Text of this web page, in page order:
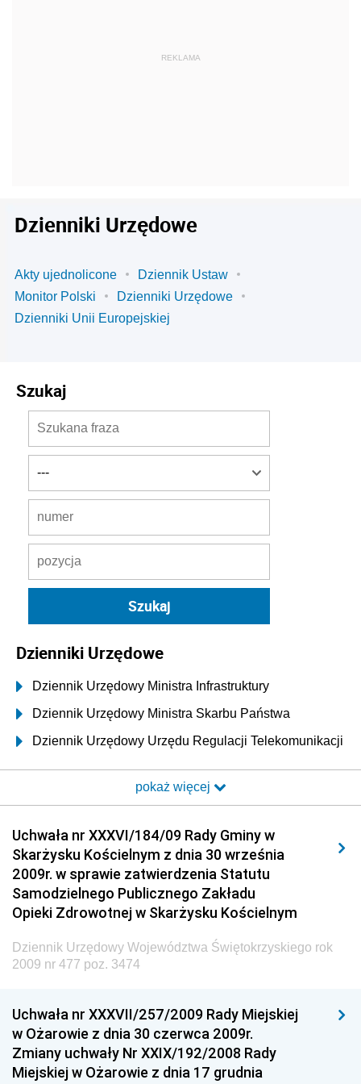
Dzienniki Urzędowe
Akty ujednolicone
Dziennik Ustaw
Monitor Polski
Dzienniki Urzędowe
Dzienniki Unii Europejskiej
Szukaj
Dzienniki Urzędowe
Dziennik Urzędowy Ministra Infrastruktury
Dziennik Urzędowy Ministra Skarbu Państwa
Dziennik Urzędowy Urzędu Regulacji Telekomunikacji
Dziennik Urzędowy Ministra Transportu i Budownictwa
Elektronicznej
Dziennik Urzędowy Ministra Spraw Wewnętrznych i
Administracji
Dziennik Urzędowy Ministra Transportu
Dziennik Urzędowy Ministra Budownictwa
Dziennik Urzędowy Ministra Nauki i Szkolnictwa
Dziennik Urzędowy Głównego Urzędu Miar
Dziennik Urzędowy Ministra Rolnictwa i Rozwoju Wsi
Dziennik Urzędowy Ministra Edukacji Narodowej i
pokaż więcej
Uchwała nr XXXVI/184/09 Rady Gminy w
Skarżysku Kościelnym z dnia 30 września
2009r. w sprawie zatwierdzenia Statutu
Samodzielnego Publicznego Zakładu
Opieki Zdrowotnej w Skarżysku Kościelnym
Dziennik Urzędowy Województwa Świętokrzyskiego rok
2009 nr 477 poz. 3474
Uchwała nr XXXVII/257/2009 Rady Miejskiej
w Ożarowie z dnia 30 czerwca 2009r.
Zmiany uchwały Nr XXIX/192/2008 Rady
Miejskiej w Ożarowie z dnia 17 grudnia